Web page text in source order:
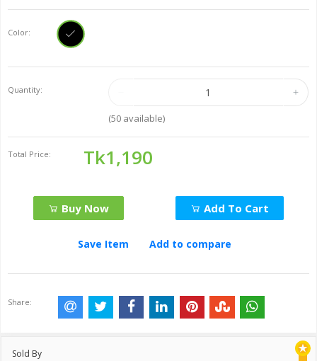
Color:
Quantity:
(50available)
Total Price: Tk1,190
Buy Now Add To Cart
Save Item Add to compare
Share:
Sold By